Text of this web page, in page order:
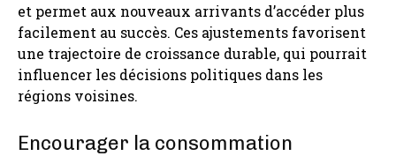
et permet aux nouveaux arrivants d’accéder plus
facilement au succès. Ces ajustements favorisent
une trajectoire de croissance durable, qui pourrait
influencer les décisions politiques dans les
régions voisines.
Encourager la consommation